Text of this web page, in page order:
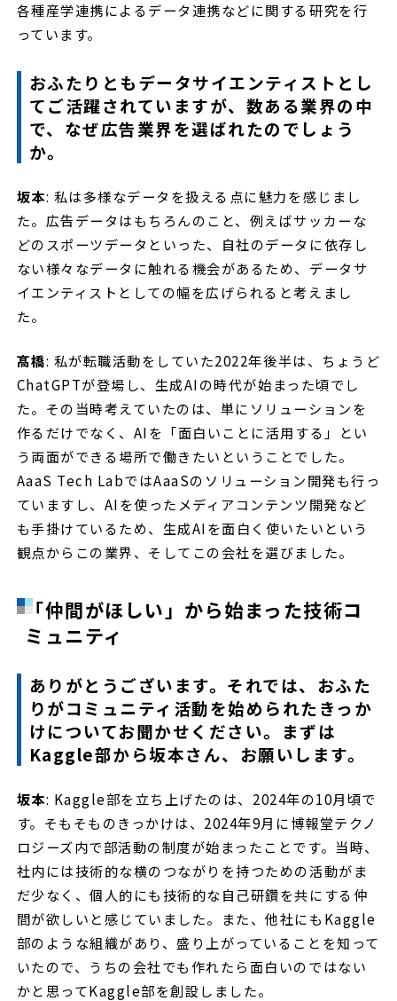
各種産学連携によるデータ連携などに関する研究を行
っています。
おふたりともデータサイエンティストとし
てご活躍されていますが、数ある業界の中
で、なぜ広告業界を選ばれたのでしょう
か。
坂本: 私は多様なデータを扱える点に魅力を感じまし
た。広告データはもちろんのこと、例えばサッカーな
どのスポーツデータといった、自社のデータに依存し
ない様々なデータに触れる機会があるため、データサ
イエンティストとしての幅を広げられると考えまし
た。
髙橋: 私が転職活動をしていた2022年後半は、ちょうど
ChatGPTが登場し、生成AIの時代が始まった頃でし
た。その当時考えていたのは、単にソリューションを
作るだけでなく、AIを「面白いことに活用する」とい
う両面ができる場所で働きたいということでした。
AaaS Tech LabではAaaSのソリューション開発も行っ
ていますし、AIを使ったメディアコンテンツ開発など
も手掛けているため、生成AIを面白く使いたいという
観点からこの業界、そしてこの会社を選びました。
「仲間がほしい」から始まった技術コ
ミュニティ
ありがとうございます。それでは、おふた
りがコミュニティ活動を始められたきっか
けについてお聞かせください。まずは
Kaggle部から坂本さん、お願いします。
坂本: Kaggle部を立ち上げたのは、2024年の10月頃で
す。そもそものきっかけは、2024年9月に博報堂テクノ
ロジーズ内で部活動の制度が始まったことです。当時、
社内には技術的な横のつながりを持つための活動がま
だ少なく、個人的にも技術的な自己研鑽を共にする仲
間が欲しいと感じていました。また、他社にもKaggle
部のような組織があり、盛り上がっていることを知って
いたので、うちの会社でも作れたら面白いのではない
かと思ってKaggle部を創設しました。